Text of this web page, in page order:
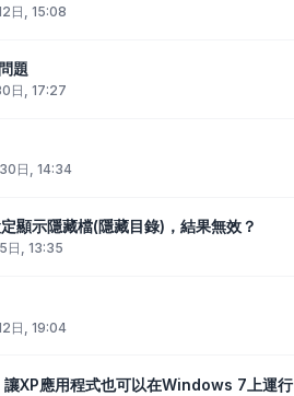
日, 15:08
題
日, 17:27
日, 14:34
顯示隱藏檔(隱藏目錄)，結果無效？
日, 13:35
日, 19:04
XP應用程式也可以在Windows 7上運行